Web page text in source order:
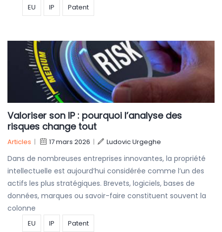
EU IP Patent
Valoriser son IP : pourquoi l’analyse des
risques change tout
Articles | 17 mars 2026 | Ludovic Urgeghe
Dans de nombreuses entreprises innovantes, la propriété
intellectuelle est aujourd’hui considérée comme l’un des
actifs les plus stratégiques. Brevets, logiciels, bases de
données, marques ou savoir-faire constituent souvent la
colonne
EU IP Patent